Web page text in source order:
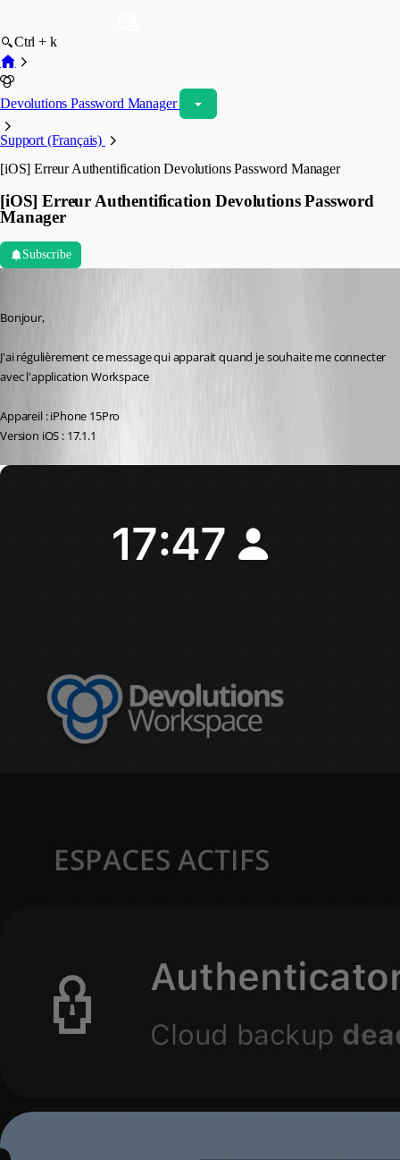
Ctrl + k
Devolutions Password Manager
Support (Français)
[iOS] Erreur Authentification Devolutions Password Manager
[iOS] Erreur Authentification Devolutions Password
Manager
Subscribe
Bonjour,
J'ai régulièrement ce message qui apparait quand je souhaite me connecter
avec l'application Workspace
Appareil : iPhone 15Pro
Version iOS : 17.1.1